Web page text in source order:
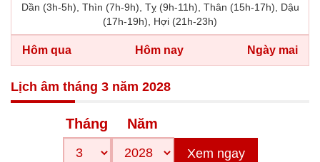
Dần (3h-5h), Thìn (7h-9h), Tỵ (9h-11h), Thân (15h-17h), Dậu
(17h-19h), Hợi (21h-23h)
Hôm qua Hôm nay Ngày mai
Lịch âm tháng 3 năm 2028
Tháng Năm
Xem ngay